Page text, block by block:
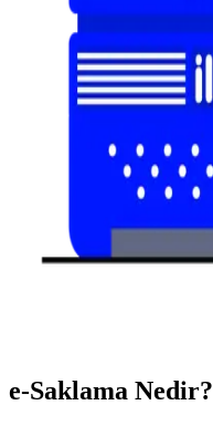
e-Saklama Nedir?